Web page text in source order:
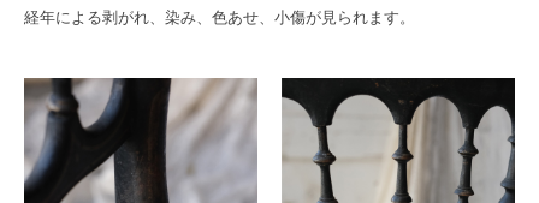
経年による剥がれ、染み、色あせ、小傷が見られます。